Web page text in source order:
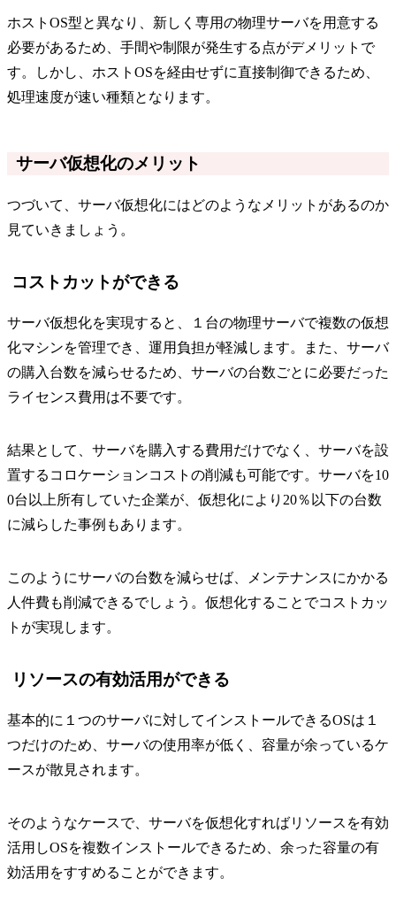
ホストOS型と異なり、新しく専用の物理サーバを用意する
必要があるため、手間や制限が発生する点がデメリットで
す。しかし、ホストOSを経由せずに直接制御できるため、
処理速度が速い種類となります。
サーバ仮想化のメリット
つづいて、サーバ仮想化にはどのようなメリットがあるのか
見ていきましょう。
コストカットができる
サーバ仮想化を実現すると、１台の物理サーバで複数の仮想
化マシンを管理でき、運用負担が軽減します。また、サーバ
の購入台数を減らせるため、サーバの台数ごとに必要だった
ライセンス費用は不要です。
結果として、サーバを購入する費用だけでなく、サーバを設
置するコロケーションコストの削減も可能です。サーバを10
0台以上所有していた企業が、仮想化により20％以下の台数
に減らした事例もあります。
このようにサーバの台数を減らせば、メンテナンスにかかる
人件費も削減できるでしょう。仮想化することでコストカッ
トが実現します。
リソースの有効活用ができる
基本的に１つのサーバに対してインストールできるOSは１
つだけのため、サーバの使用率が低く、容量が余っているケ
ースが散見されます。
そのようなケースで、サーバを仮想化すればリソースを有効
活用しOSを複数インストールできるため、余った容量の有
効活用をすすめることができます。